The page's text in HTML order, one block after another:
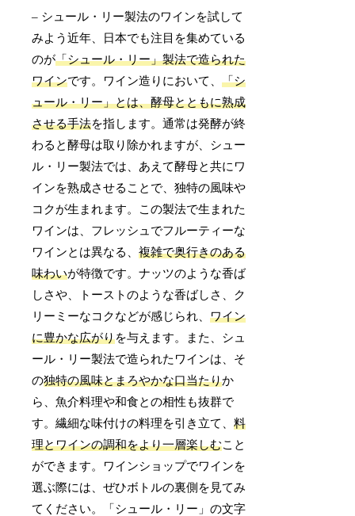
– シュール・リー製法のワインを試して
みよう近年、日本でも注目を集めている
のが「シュール・リー」製法で造られた
ワインです。ワイン造りにおいて、「シ
ュール・リー」とは、酵母とともに熟成
させる手法を指します。通常は発酵が終
わると酵母は取り除かれますが、シュー
ル・リー製法では、あえて酵母と共にワ
インを熟成させることで、独特の風味や
コクが生まれます。この製法で生まれた
ワインは、フレッシュでフルーティーな
ワインとは異なる、複雑で奥行きのある
味わいが特徴です。ナッツのような香ば
しさや、トーストのような香ばしさ、ク
リーミーなコクなどが感じられ、ワイン
に豊かな広がりを与えます。また、シュ
ール・リー製法で造られたワインは、そ
の独特の風味とまろやかな口当たりか
ら、魚介料理や和食との相性も抜群で
す。繊細な味付けの料理を引き立て、料
理とワインの調和をより一層楽しむこと
ができます。ワインショップでワインを
選ぶ際には、ぜひボトルの裏側を見てみ
てください。「シュール・リー」の文字